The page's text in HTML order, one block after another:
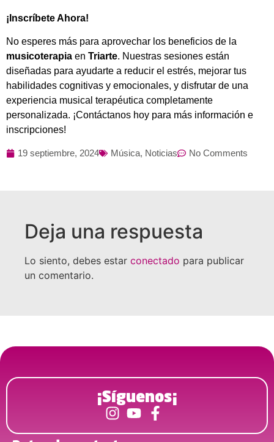
¡Inscríbete Ahora!
No esperes más para aprovechar los beneficios de la
musicoterapia en Triarte. Nuestras sesiones están
diseñadas para ayudarte a reducir el estrés, mejorar tus
habilidades cognitivas y emocionales, y disfrutar de una
experiencia musical terapéutica completamente
personalizada. ¡Contáctanos hoy para más información e
inscripciones!
19 septiembre, 2024 Música, Noticias No Comments
Deja una respuesta
Lo siento, debes estar conectado para publicar
un comentario.
¡Síguenos¡